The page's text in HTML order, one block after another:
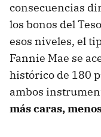
consecuencias
los bonos del
esos niveles, el
Fannie Mae se
histórico de 180
ambos
más caras,